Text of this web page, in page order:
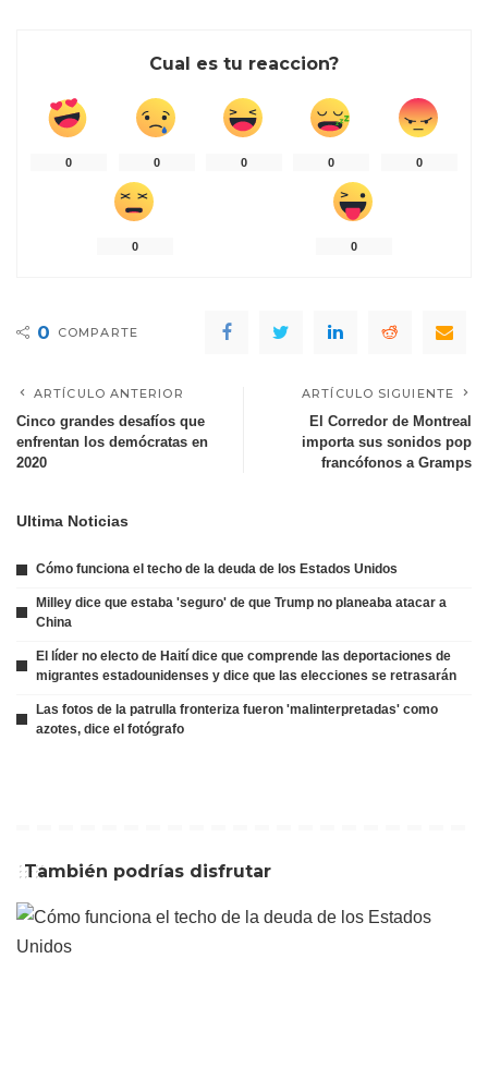
Cual es tu reaccion?
0 0 0 0 0
0 0
0 COMPARTE
ARTÍCULO ANTERIOR
Cinco grandes desafíos que
enfrentan los demócratas en
2020
ARTÍCULO SIGUIENTE
El Corredor de Montreal
importa sus sonidos pop
francófonos a Gramps
Ultima Noticias
Cómo funciona el techo de la deuda de los Estados Unidos
Milley dice que estaba 'seguro' de que Trump no planeaba atacar a
China
El líder no electo de Haití dice que comprende las deportaciones de
migrantes estadounidenses y dice que las elecciones se retrasarán
Las fotos de la patrulla fronteriza fueron 'malinterpretadas' como
azotes, dice el fotógrafo
También podrías disfrutar